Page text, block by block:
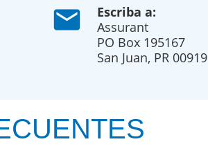
mail
Escriba a:
Assurant
PO Box 195167
San Juan, PR 00919